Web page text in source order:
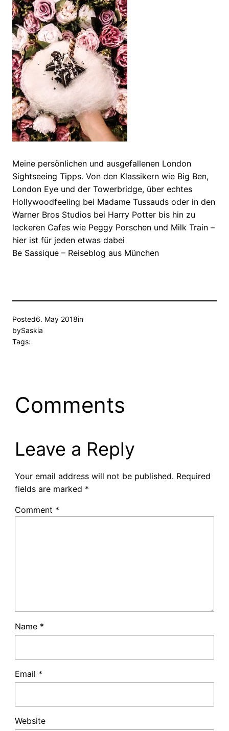
Meine persönlichen und ausgefallenen London
Sightseeing Tipps. Von den Klassikern wie Big Ben,
London Eye und der Towerbridge, über echtes
Hollywoodfeeling bei Madame Tussauds oder in den
Warner Bros Studios bei Harry Potter bis hin zu
leckeren Cafes wie Peggy Porschen und Milk Train –
hier ist für jeden etwas dabei
Be Sassique – Reiseblog aus München
Posted6. May 2018in
bySaskia
Tags:
Comments
Leave a Reply
Your email address will not be published. Required
fields are marked *
Comment *
Name *
Email *
Website